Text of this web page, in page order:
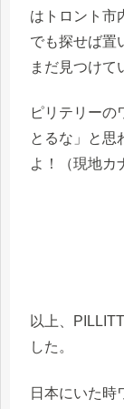
はトロント市
でも探せば置
まだ見つけて
ピリテリーの
とるな」と思
よ！（現地カ
以上、
した。
日本にいた時